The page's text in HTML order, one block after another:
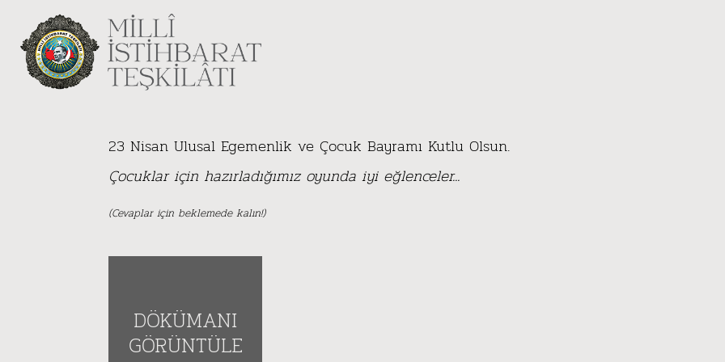
23 Nisan Ulusal Egemenlik ve Çocuk Bayramı Kutlu Olsun.
Çocuklar için hazırladığımız oyunda iyi eğlenceler...
(Cevaplar için beklemede kalın!)
DÖKÜMANI
GÖRÜNTÜLE